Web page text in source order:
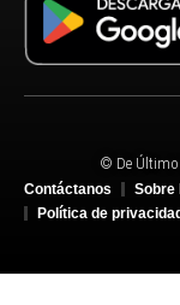
© De
Contáctanos
Sobre
Política de privacidad